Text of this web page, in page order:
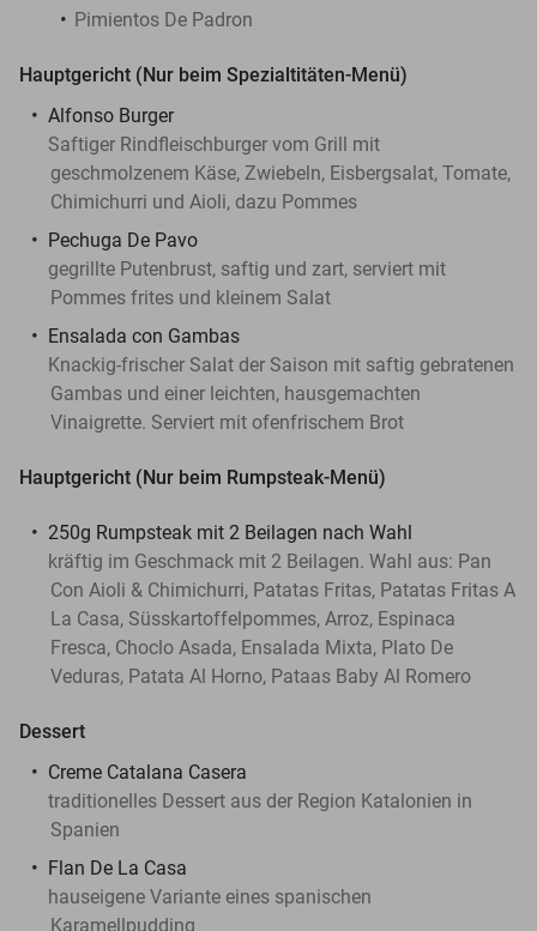
Pimientos De Padron
Hauptgericht (Nur beim Spezialtitäten-Menü)
Alfonso Burger
Saftiger Rindfleischburger vom Grill mit
geschmolzenem Käse, Zwiebeln, Eisbergsalat, Tomate,
Chimichurri und Aioli, dazu Pommes
Pechuga De Pavo
gegrillte Putenbrust, saftig und zart, serviert mit
Pommes frites und kleinem Salat
Ensalada con Gambas
Knackig-frischer Salat der Saison mit saftig gebratenen
Gambas und einer leichten, hausgemachten
Vinaigrette. Serviert mit ofenfrischem Brot
Hauptgericht (Nur beim Rumpsteak-Menü)
250g Rumpsteak mit 2 Beilagen nach Wahl
kräftig im Geschmack mit 2 Beilagen. Wahl aus: Pan
Con Aioli & Chimichurri, Patatas Fritas, Patatas Fritas A
La Casa, Süsskartoffelpommes, Arroz, Espinaca
Fresca, Choclo Asada, Ensalada Mixta, Plato De
Veduras, Patata Al Horno, Pataas Baby Al Romero
Dessert
Creme Catalana Casera
traditionelles Dessert aus der Region Katalonien in
Spanien
Flan De La Casa
hauseigene Variante eines spanischen
Karamellpudding